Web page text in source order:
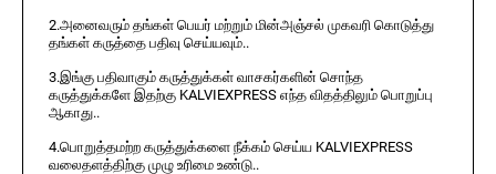
2.அனைவரும் தங்கள் பெயர் மற்றும் மின்அஞ்சல் முகவரி கொடுத்து
தங்கள் கருத்தை பதிவு செய்யவும்..
3.இங்கு பதிவாகும் கருத்துக்கள் வாசகர்களின் சொந்த
கருத்துக்களே இதற்கு KALVIEXPRESS எந்த விதத்திலும் பொறுப்பு
ஆகாது..
4.பொறுத்தமற்ற கருத்துக்களை நீக்கம் செய்ய KALVIEXPRESS
வலைதளத்திற்கு முழு உரிமை உண்டு..